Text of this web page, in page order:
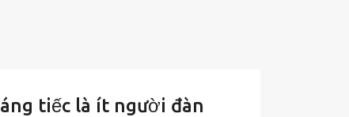
tiếc là ít người đàn